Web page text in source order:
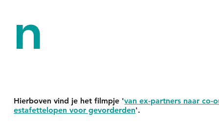
n
Hierboven vind je het filmpje 'van ex-partners naar co-
estafettelopen voor gevorderden'.